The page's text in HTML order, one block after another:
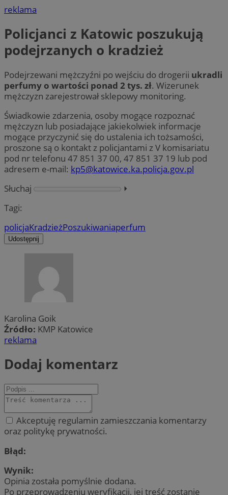
reklama
Policjanci z Katowic poszukują
podejrzanych o kradzież
Podejrzewani mężczyźni po wejściu do drogerii ukradli
perfumy o wartości ponad 2 tys. zł. Wizerunek
mężczyzn zarejestrował sklepowy monitoring.
Świadkowie zdarzenia, osoby mogące rozpoznać
mężczyzn lub posiadające jakiekolwiek informacje
mogące przyczynić się do ustalenia ich tożsamości,
proszone są o kontakt z policjantami z V komisariatu
pod nr telefonu 47 851 37 00, 47 851 37 19 lub pod
adresem e-mail: kp5@katowice.ka.policja.gov.pl
Słuchaj
⏵︎
Tagi:
policjaKradzieżPoszukiwaniaperfum
Udostępnij
Karolina Goik
Źródło: KMP Katowice
reklama
Dodaj komentarz
Akceptuję regulamin zamieszczania komentarzy
oraz politykę prywatności.
Błąd:
Wynik:
Opinia została pomyślnie dodana.
Po przeprowadzeniu weryfikacji, jej treść zostanie